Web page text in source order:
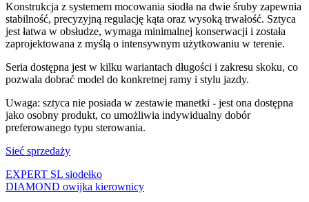
Konstrukcja z systemem mocowania siodła na dwie śruby zapewnia
stabilność, precyzyjną regulację kąta oraz wysoką trwałość. Sztyca
jest łatwa w obsłudze, wymaga minimalnej konserwacji i została
zaprojektowana z myślą o intensywnym użytkowaniu w terenie.
Seria dostępna jest w kilku wariantach długości i zakresu skoku, co
pozwala dobrać model do konkretnej ramy i stylu jazdy.
Uwaga: sztyca nie posiada w zestawie manetki - jest ona dostępna
jako osobny produkt, co umożliwia indywidualny dobór
preferowanego typu sterowania.
Sieć sprzedaży
EXPERT SL siodełko
DIAMOND owijka kierownicy